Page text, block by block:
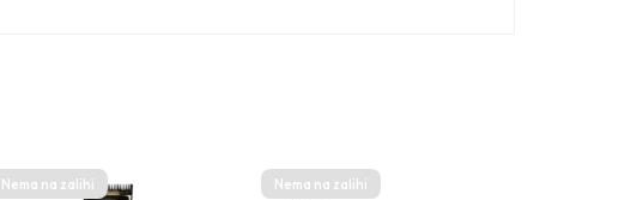
Nema na zalihi Nema na zalihi